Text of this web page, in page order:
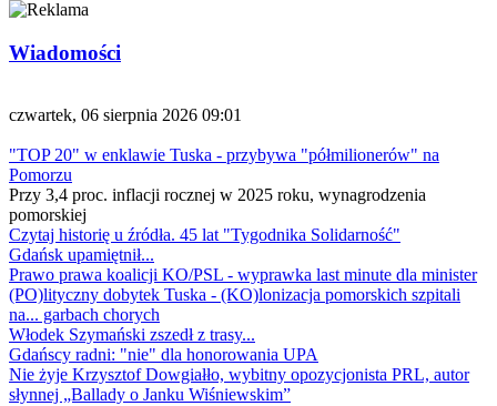
Wiadomości
czwartek, 06 sierpnia 2026 09:01
"TOP 20" w enklawie Tuska - przybywa "półmilionerów" na
Pomorzu
Przy 3,4 proc. inflacji rocznej w 2025 roku, wynagrodzenia
pomorskiej
Czytaj historię u źródła. 45 lat "Tygodnika Solidarność"
Gdańsk upamiętnił...
Prawo prawa koalicji KO/PSL - wyprawka last minute dla minister
(PO)lityczny dobytek Tuska - (KO)lonizacja pomorskich szpitali
na... garbach chorych
Włodek Szymański zszedł z trasy...
Gdańscy radni: "nie" dla honorowania UPA
Nie żyje Krzysztof Dowgiałło, wybitny opozycjonista PRL, autor
słynnej „Ballady o Janku Wiśniewskim”